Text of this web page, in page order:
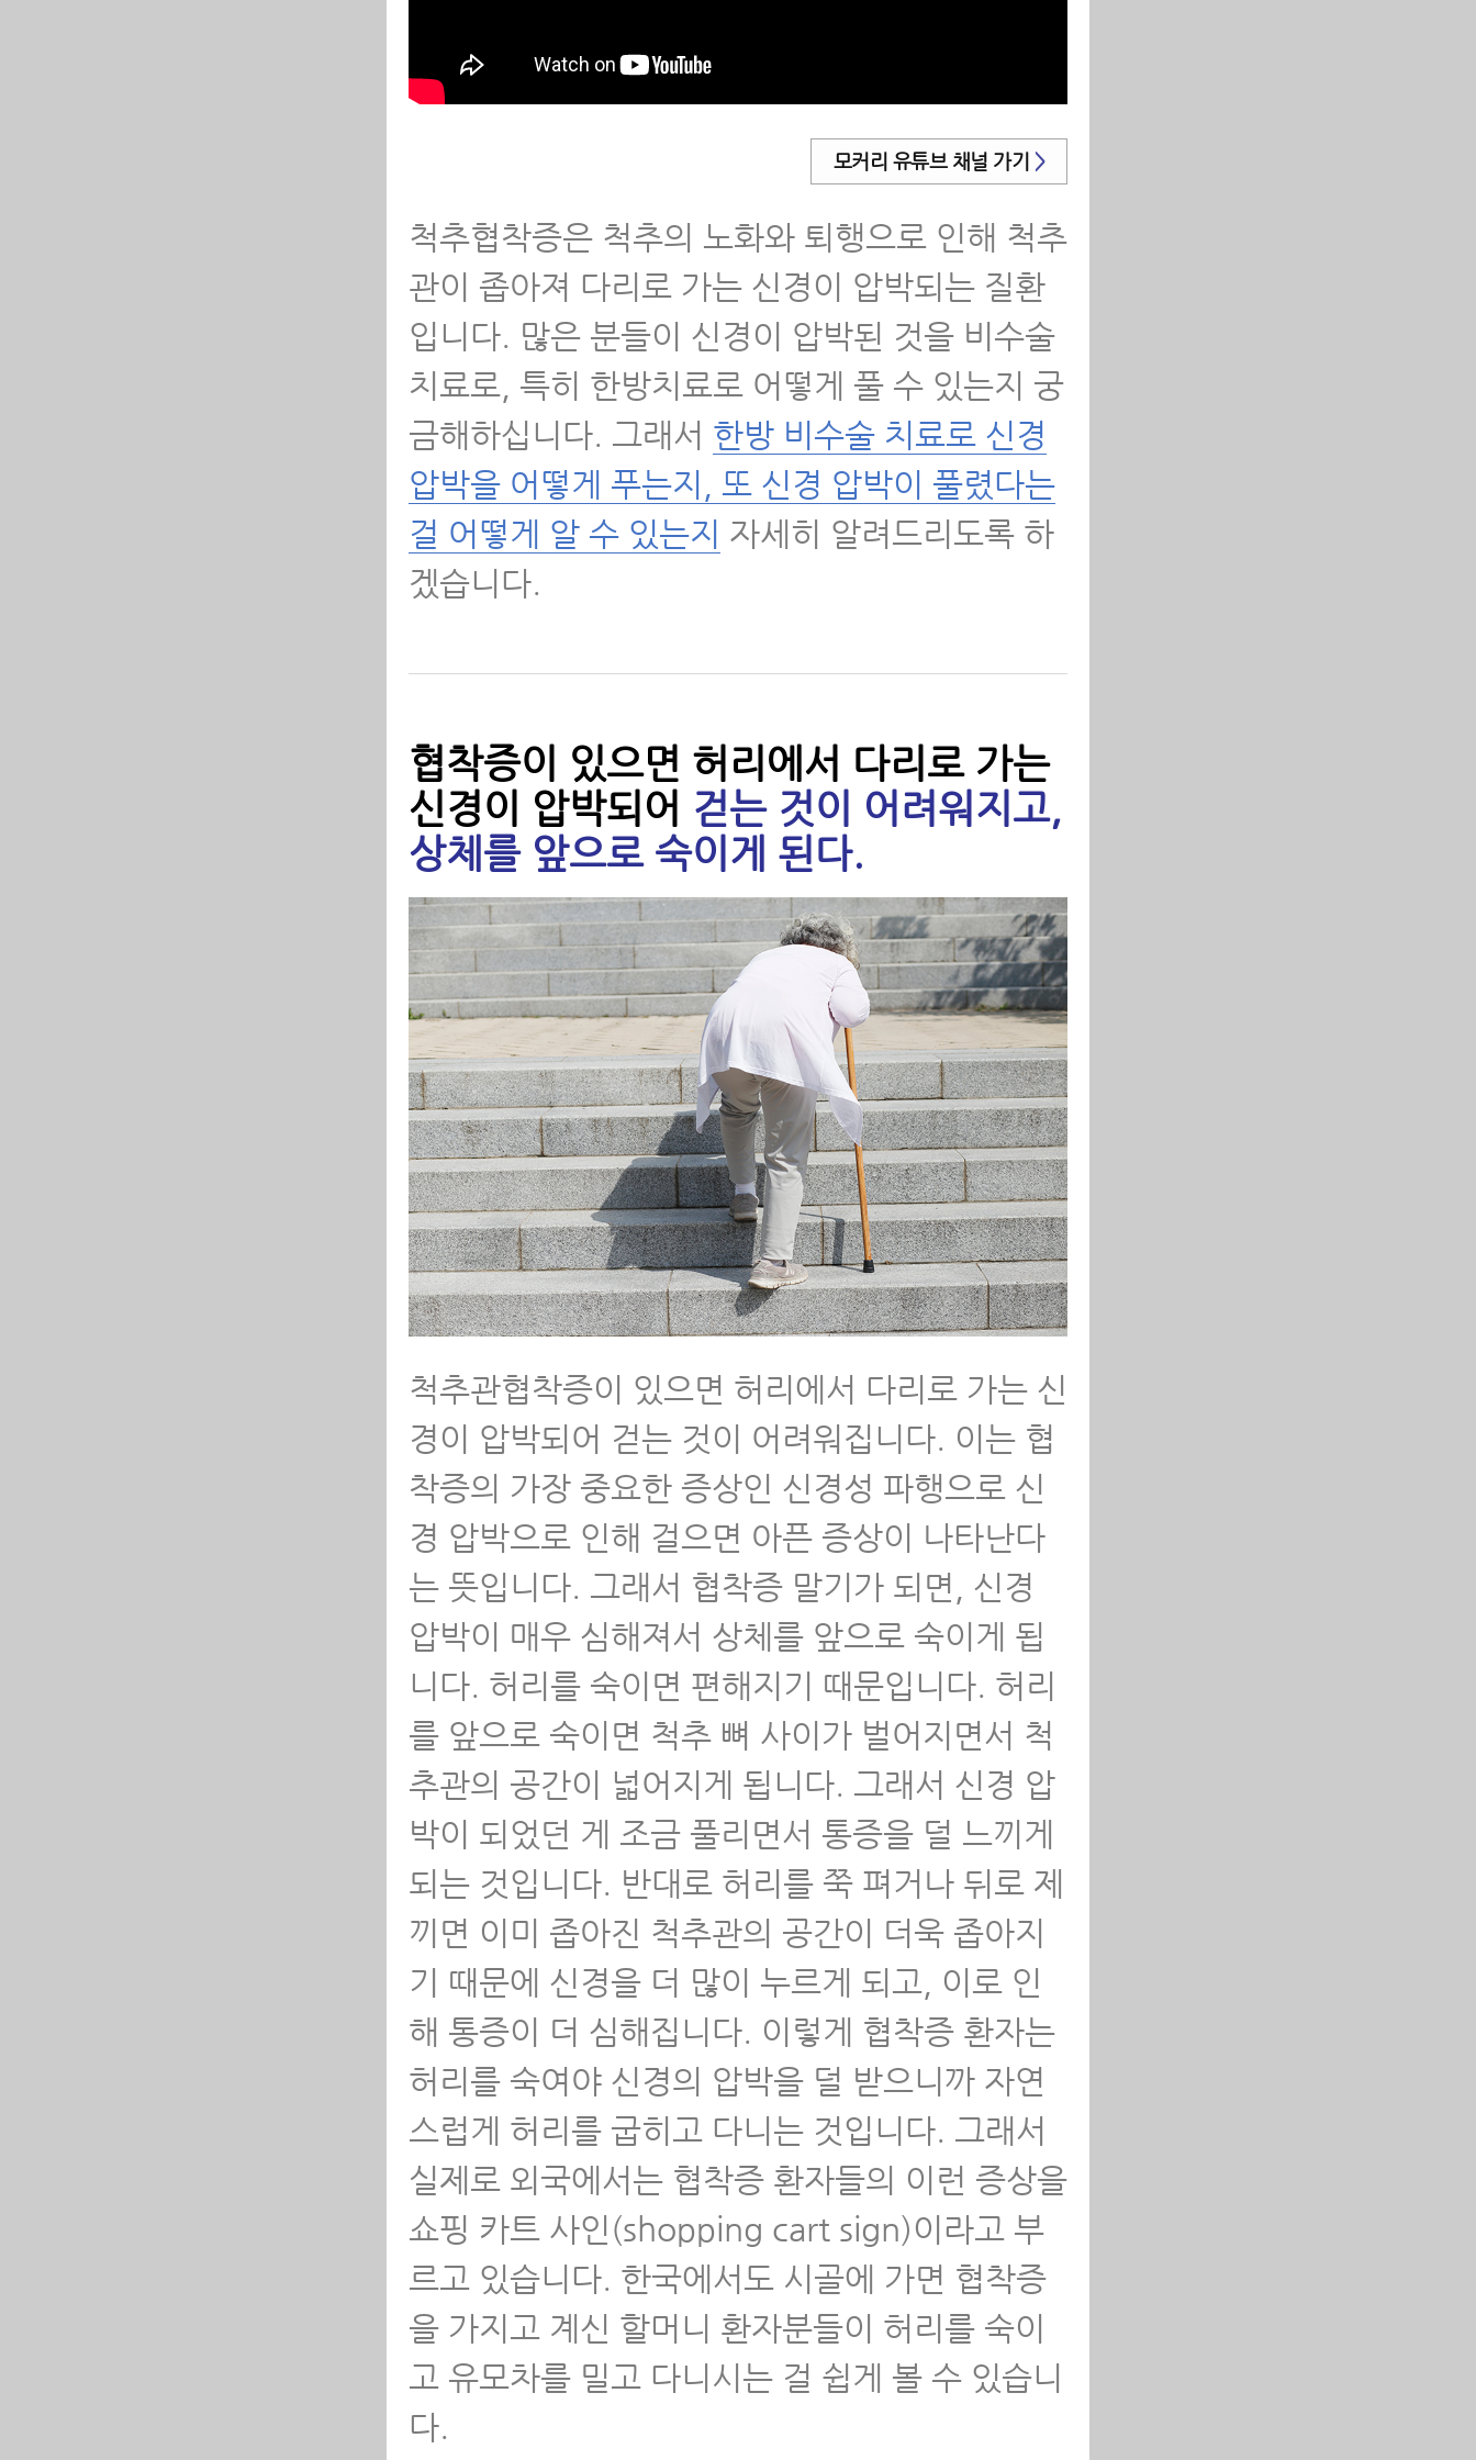
- 퇴행성척추관협착증 수술 없이 치료가 되는 이유
- 척추협착증 말기 중증 환자가 입원치료를 받아야 되
- 협착증에 스테로이드 시술 효과가 떨어지는 이유
- 협착증 치료효과 논문
- 척추관협착증 환자가 꼭 알아야 할 12가지
- 협착증은 치료를 받든 안 받든 운동은 무조건 해야 한
다
- 척추관협착증에 좋은 운동
- 척추관협착증에 좋은 운동 4가지
- 척추협착증 운동, 걷기 운동을 잘못 하고 있는 환자
들이 많습니다 - 걷기 운동 제대로 하는 법
- 허리협착증에좋은운동 5가지와 초기협착증
- 척추협착증 허리, 다리 근력 운동 1편
- 척추협착증운동-거꾸리운동
- 척추관협착증 반드시 피해야 할 4가지 운동
- 협착증에 맥켄지 운동 하면 안 되는 이유
- 허리협착증증세
- 허리협착증이 아니라 디스크라구요
- 허리디스크협착증
- 척추협착증 비수술치료 원리
- 척추협착증치료 후 허리펴짐
- 척추협착증 MRI와 임상증상
- 척추협착증 생활수칙 10가지
- 척추협착증 허리디스크 차이점
- 척추협착증수술 후 인접분절질환
- 척추협착증수술 부작용-척추수술실패증후군
- 척추협착증 한방치료 비용, 비싸다는 오해
- 협착증 치료, 이런 분들일수록 치료 효과가 훨씬 좋
다
- 협착증이 아닌 디스크 환자가 협착증으로 오해하는
경우가 많이 늘고 있다
- 협착증 한방치료로 신경압박이 풀리는 눈에 보이는
증거가 있습니다
- 척추협착증 한방치료비용과 실손보험 잘 이용하는
법
- 허리디스크, 척추관협착증 MRI만 보고 진단하면 안
되는 이유
- 척추협착증 치료, 이런 논문을 못 믿으시면 뭘 믿고
치료를 받으시겠습니까?
모커리 유튜브 채널 가기 >
척추협착증은 척추의 노화와 퇴행으로 인해 척추
관이 좁아져 다리로 가는 신경이 압박되는 질환
입니다. 많은 분들이 신경이 압박된 것을 비수술
치료로, 특히 한방치료로 어떻게 풀 수 있는지 궁
금해하십니다. 그래서 한방 비수술 치료로 신경
압박을 어떻게 푸는지, 또 신경 압박이 풀렸다는
걸 어떻게 알 수 있는지 자세히 알려드리도록 하
겠습니다.
협착증이 있으면 허리에서 다리로 가는
신경이 압박되어 걷는 것이 어려워지고,
상체를 앞으로 숙이게 된다.
척추관협착증이 있으면 허리에서 다리로 가는 신
경이 압박되어 걷는 것이 어려워집니다. 이는 협
착증의 가장 중요한 증상인 신경성 파행으로 신
경 압박으로 인해 걸으면 아픈 증상이 나타난다
는 뜻입니다. 그래서 협착증 말기가 되면, 신경
압박이 매우 심해져서 상체를 앞으로 숙이게 됩
니다. 허리를 숙이면 편해지기 때문입니다. 허리
를 앞으로 숙이면 척추 뼈 사이가 벌어지면서 척
추관의 공간이 넓어지게 됩니다. 그래서 신경 압
박이 되었던 게 조금 풀리면서 통증을 덜 느끼게
되는 것입니다. 반대로 허리를 쭉 펴거나 뒤로 제
끼면 이미 좁아진 척추관의 공간이 더욱 좁아지
기 때문에 신경을 더 많이 누르게 되고, 이로 인
해 통증이 더 심해집니다. 이렇게 협착증 환자는
허리를 숙여야 신경의 압박을 덜 받으니까 자연
스럽게 허리를 굽히고 다니는 것입니다. 그래서
실제로 외국에서는 협착증 환자들의 이런 증상을
쇼핑 카트 사인(shopping cart sign)이라고 부
르고 있습니다. 한국에서도 시골에 가면 협착증
을 가지고 계신 할머니 환자분들이 허리를 숙이
고 유모차를 밀고 다니시는 걸 쉽게 볼 수 있습니
다.